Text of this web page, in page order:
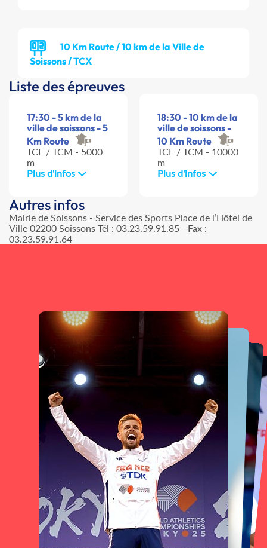
10 Km Route / 10 km de la Ville de
Soissons / TCX
Liste des épreuves
17:30 - 5 km de la
ville de soissons - 5
Km Route
TCF / TCM - 5000
m
Plus d'infos
18:30 - 10 km de la
ville de soissons -
10 Km Route
TCF / TCM - 10000
m
Plus d'infos
Autres infos
Mairie de Soissons - Service des Sports Place de l’Hôtel de
Ville 02200 Soissons Tél : 03.23.59.91.85 - Fax :
03.23.59.91.64